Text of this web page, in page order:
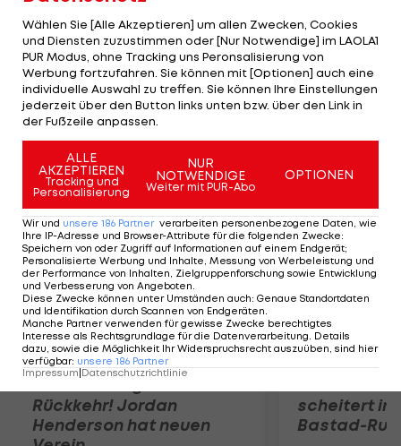
Sekunden Rückstand. Die Österreicher
enttäuschen und haben in Dominik Landertinger
als 35. ihren bestplatzierten. Fritz Pinter wird 38.,
Christoph Sumann kommt als 62. ins Ziel, Daniel
Mesotitsch belegt Rang 65.
Mehr zum Thema
Rückkehr! Jordan
Henderson hat neuen
scheitert in
Bastad-
Wählen Sie [Alle Akzeptieren] um allen Zwecken, Cookies
und Diensten zuzustimmen oder [Nur Notwendige] im LAOLA1
PUR Modus, ohne Tracking uns Peronsalisierung von
Werbung fortzufahren. Sie können mit [Optionen] auch eine
individuelle Auswahl zu treffen. Sie können Ihre Einstellungen
jederzeit über den Button links unten bzw. über den Link in
der Fußzeile anpassen.
ALLE
AKZEPTIEREN
Tracking und
Personalisierung
NUR
NOTWENDIGE
Weiter mit PUR-Abo
OPTIONEN
Wir und unsere 186 Partner verarbeiten personenbezogene Daten, wie
Ihre IP-Adresse und Browser-Attribute für die folgenden Zwecke:
Speichern von oder Zugriff auf Informationen auf einem Endgerät;
Personalisierte Werbung und Inhalte, Messung von Werbeleistung und
der Performance von Inhalten, Zielgruppenforschung sowie Entwicklung
und Verbesserung von Angeboten.
Diese Zwecke können unter Umständen auch: Genaue Standortdaten
und Identifikation durch Scannen von Endgeräten.
Manche Partner verwenden für gewisse Zwecke berechtigtes
Interesse als Rechtsgrundlage für die Datenverarbeitung. Details
dazu, sowie die Möglichkeit Ihr Widerspruchsrecht auszuüben, sind hier
verfügbar: unsere 186 Partner
Impressum Datenschutzrichtlinie